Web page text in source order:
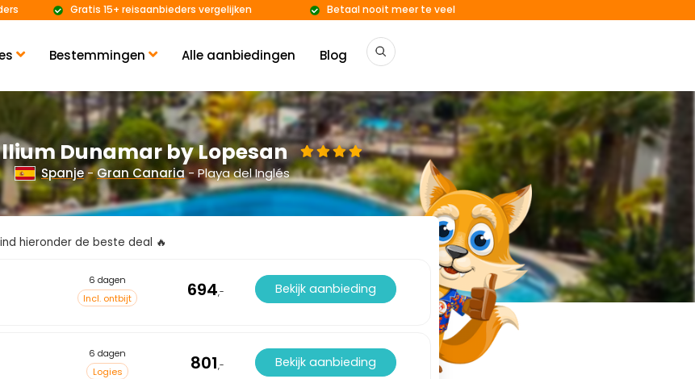
Bestemmingen Alle aanbiedingen Blog
Gratis 15+ reisaanbieders vergelijken Betaal nooit meer te veel
Dunamar by Lopesan
Spanje-Gran Canaria- Playa del Inglés
hieronder de beste deal 🔥
6 dagen
Incl. ontbijt
694,- Bekijk aanbieding
6 dagen
Logies
801,- Bekijk aanbieding